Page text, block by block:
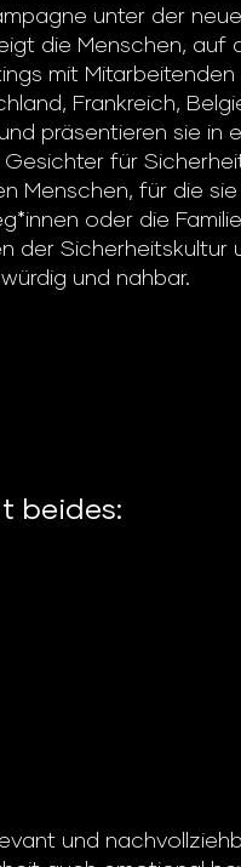
unter der
die Menschen, auf
mit Mitarbeitenden
Frankreich,
präsentieren sie in
für
Menschen, für die
oder die
der Sicherheitskultur
und nahbar.
beides:
und